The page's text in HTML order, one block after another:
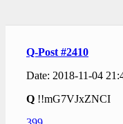
Q-Post #2410
Date: 2018-11-04
Q !!mG7VJxZNCI